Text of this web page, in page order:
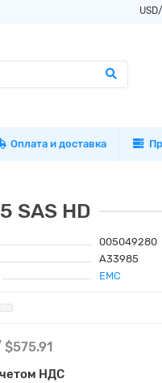
Оплата и доставка
SAS HD
005049280
A33985
EMC
$575.91
НДС